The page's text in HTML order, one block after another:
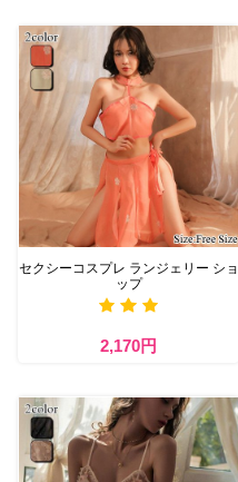
セクシーコスプレ ランジェリー ショ
ップ
2,170円